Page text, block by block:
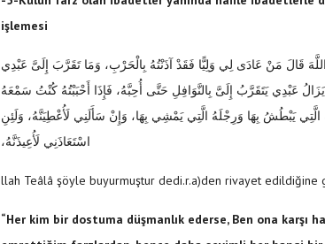
işlemesi
قَالَ مَنْ عَادَى لِي وَلِيًّا فَقَدْ آذَنْتُهُ بِالْحَرْبِ، وَمَا تَقَرَّبَ إِلَىَّ عَبْدِي
عَبْدِي يَتَقَرَّبُ إِلَىَّ بِالنَّوَافِلِ حَتَّى أُحِبَّهُ، فَإِذَا أَحْبَبْتُهُ كُنْتُ سَمْعَهُ
يَبْطُشُ بِهَا وَرِجْلَهُ الَّتِي يَمْشِي بِهَا، وَإِنْ سَأَلَنِي لَأُعْطِيَنَّهُ، وَلَئِنِ
اسْتَعَاذَنِي لَأُعِيذَنَّهُ،
r.a)den rivayet edildiğine
llah Teâlâ şöyle buyurmuştur dedi.
“Her kim bir dostuma düşmanlık ederse, Ben ona karşı